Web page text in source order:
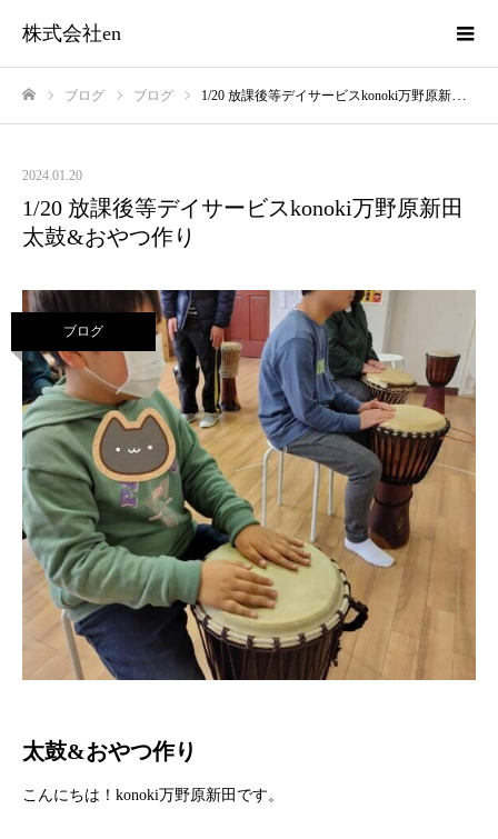
株式会社en
ブログ ブログ 1/20 放課後等デイサービスkonoki万野原新田 太鼓&おやつ作り
2024.01.20
1/20 放課後等デイサービスkonoki万野原新田
太鼓&おやつ作り
ブログ
太鼓&おやつ作り
こんにちは！konoki万野原新田です。